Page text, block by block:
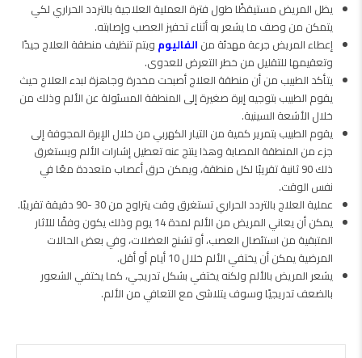
يظل المريض مستيقظًا طول فترة العملية العلاجية بالتردد الحراري لكي
يتمكن من وصف ما يشعر به أثناء تحفيز العصب وإصابته.
إعطاء المريض جرعة مهدئة من الفاليوم ويتم تنظيف منطقة العلاج جيدًا
وتعقيمها للتقليل من خطر التعرض للعدوى.
يتأكد الطبيب من أن منطقة العلاج أصبحت مخدرة وجاهزة لبدء العلاج حيث
يقوم الطبيب بتوجيه إبرة صغيرة إلى المنطقة المسئولة عن الألم وذلك من
خلال الأشعة السينية.
يقوم الطبيب بتمرير كمية من التيار الكهربي من خلال الإبرة المجوفة إلى
جزء من المنطقة المصابة وهذا ينتج عنه تعطيل إشارات الألم ويستغرق
ذلك 90 ثانية تقريبًا لكل منطقة، ويمكن حرق أعصاب متعددة معًا في
نفس الوقت.
عملية العلاج بالتردد الحراري تستغرق وقت يتراوح من 30 -90 دقيقة تقريبًا.
يمكن أن يعاني المريض من الألم لمدة 14 يوم وذلك يكون وفقًا للآثار
المتبقية من استئصال العصب، أو تشنج العضلات، وفي بعض الحالات
المرضية يمكن أن يختفي الألم خلال 10 أيام أو أقل.
يشعر المريض بالألم ولكنه يختفي بشكل تدريجي، كما يختفي الشعور
بالضعف تدريجيًا وسوف يتلاشى مع التعافي من الألم.